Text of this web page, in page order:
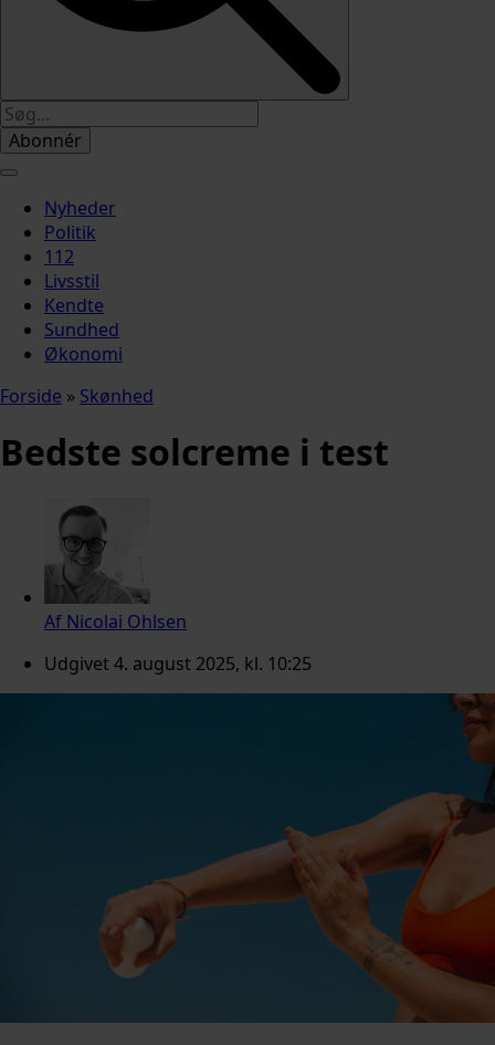
Abonnér
Nyheder
Politik
112
Livsstil
Kendte
Sundhed
Økonomi
Forside » Skønhed
Bedste solcreme i test
Af Nicolai Ohlsen
Udgivet 4. august 2025, kl. 10:25